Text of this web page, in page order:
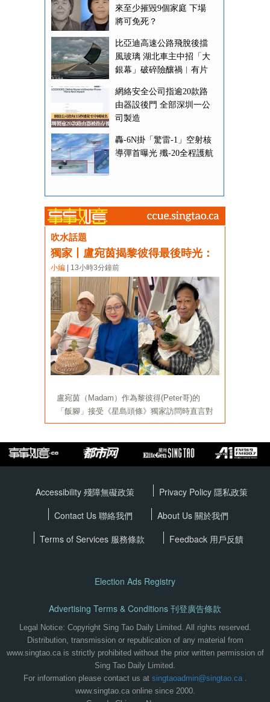
Accessibility 殘障無礙政策 Privacy Policy 隱私政策
Contact Us 聯絡我們
About Us 關於我們
Terms of Services 服務條款 Feedback 用戶反饋
Election Ads Registry
Advertising Terms & Conditions 刊登廣告條款
Legal Notice: Copyright Sing Tao Daily Limited. All rights reserved.
Distribution, transmission or republication of any material from
www.singtao.ca is strictly prohibited without the prior written permission of
Sing Tao Daily Limited.
For information please contact us at singtaoadmin@singtao.ca.
www.singtao.ca online since 2000.